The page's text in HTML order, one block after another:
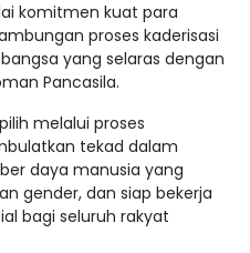
komitmen kuat para
proses kaderisasi
yang selaras dengan
Pancasila.
melalui proses
tekad dalam
daya manusia yang
gender, dan siap bekerja
bagi seluruh rakyat